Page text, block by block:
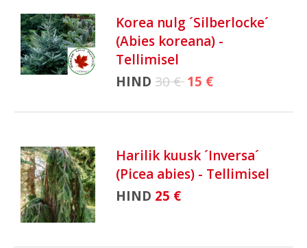
Korea nulg ´Silberlocke´
(Abies koreana) -
Tellimisel
HIND 30 €15 €
Harilik kuusk ´Inversa´
(Picea abies) - Tellimisel
HIND 25 €